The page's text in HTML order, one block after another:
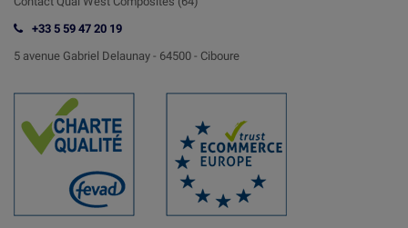
+33 5 59 47 20 19
5 avenue Gabriel Delaunay - 64500 - Ciboure